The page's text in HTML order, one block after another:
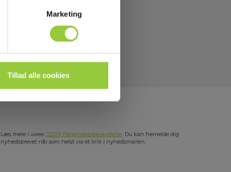
Marketing
Tillad alle cookies
Læs mere i vores GDPR Persondatabeskyttelse. Du kan fremelde dig
nyhedsbrevet når som helst via et link i nyhedsmailen.